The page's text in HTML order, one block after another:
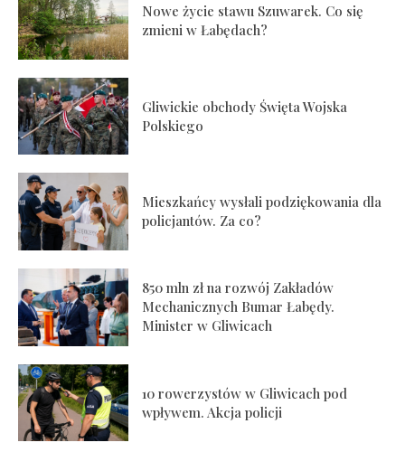
Nowe życie stawu Szuwarek. Co się
zmieni w Łabędach?
Gliwickie obchody Święta Wojska
Polskiego
Mieszkańcy wysłali podziękowania dla
policjantów. Za co?
850 mln zł na rozwój Zakładów
Mechanicznych Bumar Łabędy.
Minister w Gliwicach
10 rowerzystów w Gliwicach pod
wpływem. Akcja policji